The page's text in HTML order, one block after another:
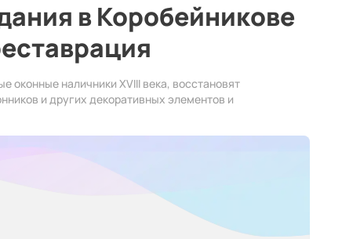
в Коробейникове
оконные наличники XVIII века, восстановят
и других декоративных элементов и